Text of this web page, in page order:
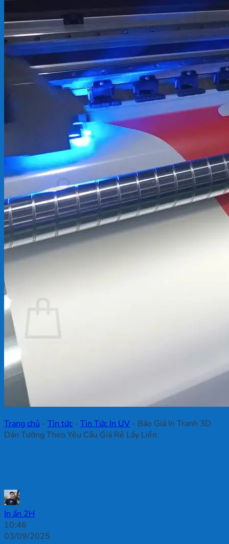
In Tem Nhãn
In Decal
Tin tức
Tin Tức In Kỹ Thuật Số
Tin Tức In UV
Tin tức công ty
Tuyển dụng
Câu hỏi thường gặp
kiếm:
Giỏ hàng /0₫
Chưa có sản phẩm trong giỏ hàng.
Quay trở lại cửa hàng
Quay trở lại cửa hàng
Trang chủ - Tin tức - Tin Tức In UV - Báo Giá In Tranh 3D
Dán Tường Theo Yêu Cầu Giá Rẻ Lấy Liền
In ấn 2H
10:46
03/09/2025